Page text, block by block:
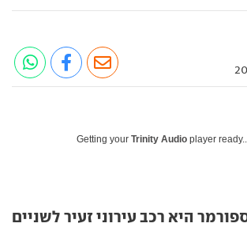
Getting your Trinity Audio player
היא רכב עירוני זעיר לשניים